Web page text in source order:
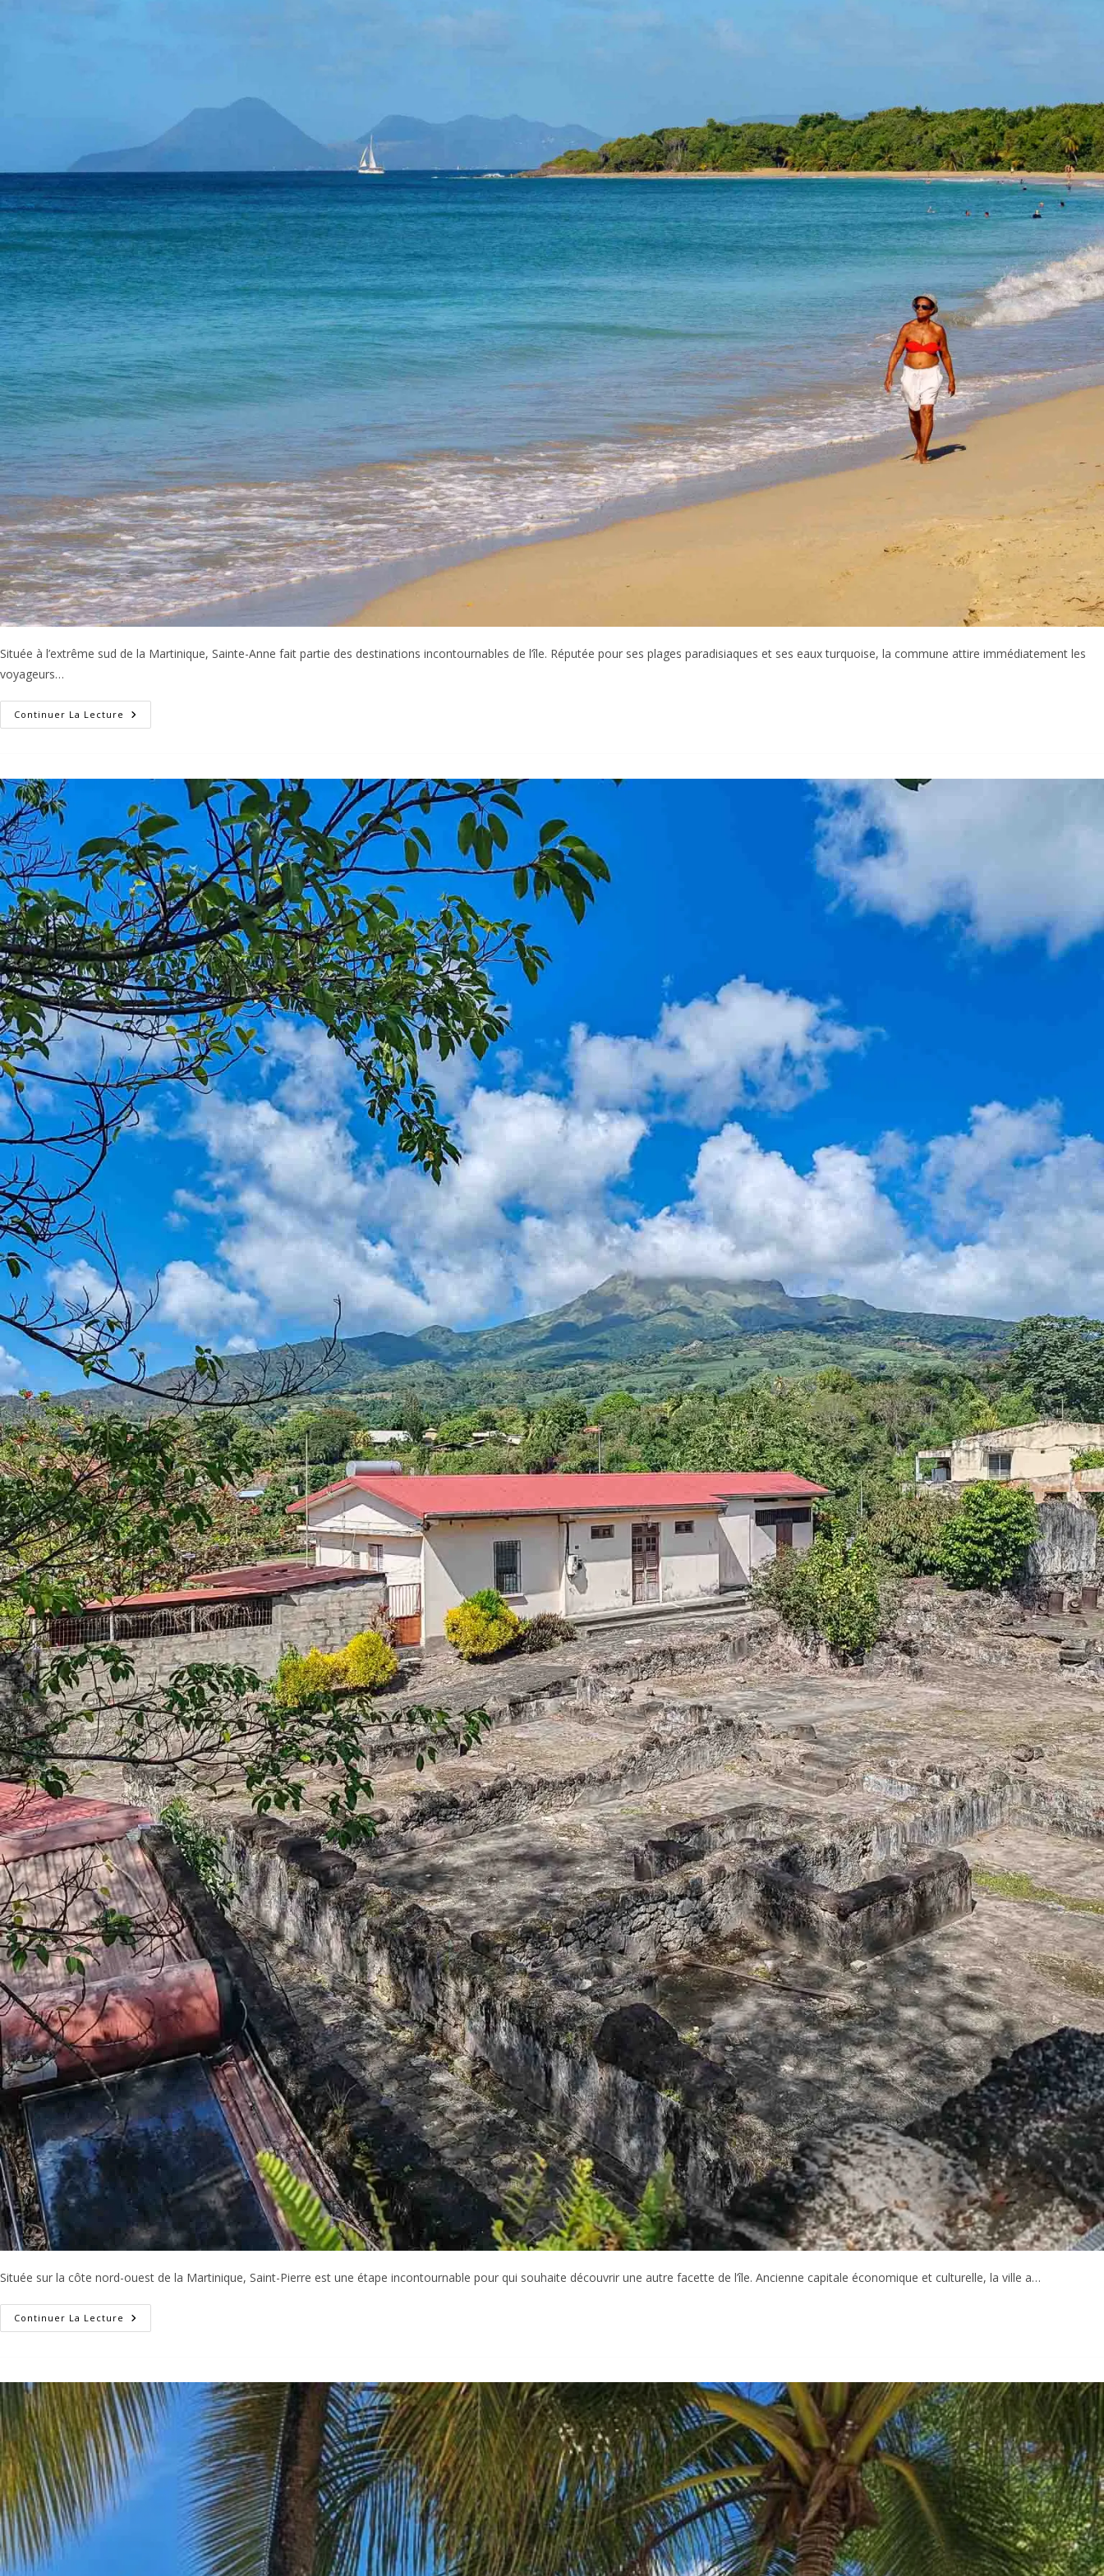
Située à l’extrême sud de la Martinique, Sainte-Anne fait partie des destinations incontournables de l’île. Réputée pour ses plages paradisiaques et ses eaux turquoise, la commune attire immédiatement les
voyageurs…
Continuer La Lecture Visiter
Sainte-
Plages,
Randonnées
Et
Bonnes
Adresses
Située sur la côte nord-ouest de la Martinique, Saint-Pierre est une étape incontournable pour qui souhaite découvrir une autre facette de l’île. Ancienne capitale économique et culturelle, la ville a…
Continuer La Lecture Visiter
Saint-
Que
Voir
Et
Que
Faire
Dans
La
Ville
Et
Alentours